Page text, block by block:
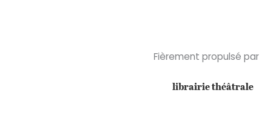
Fièrement propulsé par
librairie théâtrale